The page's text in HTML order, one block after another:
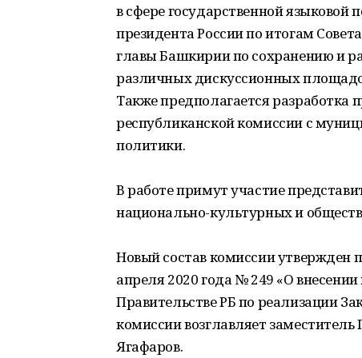
в сфере государственной языковой
президента России по итогам
главы Башкирии по сохранению и
различных дискуссионных
Также предполагается
республиканской комиссии с
политики.
В работе примут участие
национально-культурных и
Новый состав комиссии утвержден
апреля 2020 года № 249 «О
Правительстве РБ по реализации
комиссии возглавляет
Ягафаров.